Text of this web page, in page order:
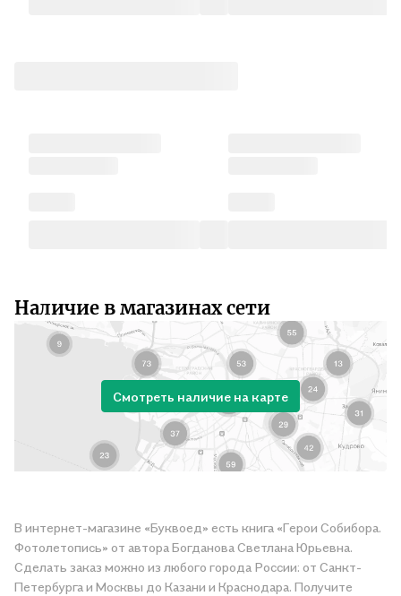
Наличие в магазинах сети
Смотреть наличие на карте
В интернет-магазине «Буквоед» есть книга «Герои Собибора.
Фотолетопись» от автора Богданова Светлана Юрьевна.
Сделать заказ можно из любого города России: от Санкт-
Петербурга и Москвы до Казани и Краснодара. Получите